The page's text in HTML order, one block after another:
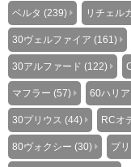
ベルタ (239) リチェル
30ヴェルファイア (161)
30アルファード (122)
マフラー (57) 60ハリ
30プリウス (44) RCオ
80ヴォクシー (30) プ